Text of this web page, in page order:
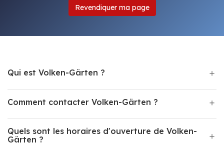
Revendiquer ma page
Qui est Volken-Gärten ?
Comment contacter Volken-Gärten ?
Quels sont les horaires d'ouverture de Volken-
Gärten ?